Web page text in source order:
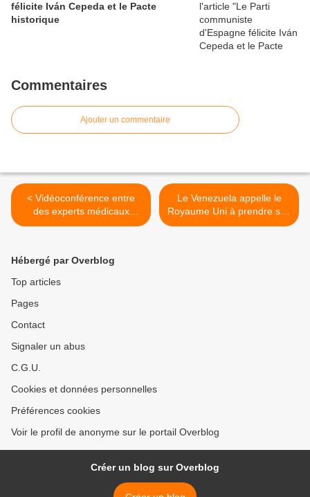
félicite Iván Cepeda et le Pacte
historique
Commentaires
Ajouter un commentaire
< Vidéoconférence entre
des experts médicaux
palestiniens et chinois sur le
Le Venezuela appelle le
Royaume Uni à prendre ses
distances avec les plans
Hébergé par Overblog
Top articles
Pages
Contact
Signaler un abus
C.G.U.
Cookies et données personnelles
Préférences cookies
Voir le profil de anonyme sur le portail Overblog
Créer un blog sur Overblog